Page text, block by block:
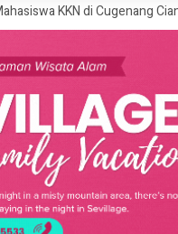
di Cugenang Cianjur Hilang,